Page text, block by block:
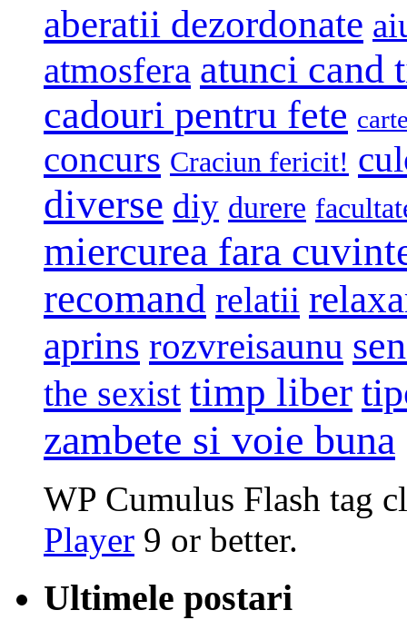
aberatii dezordonate
atmosfera atunci cand
cadouri pentru fete
concurs Craciun fericit!
diverse diy durere
miercurea fara
recomand relatii
aprins rozvreisaunu
the sexist timp liber
zambete si voie buna
WP Cumulus Flash tag
Player 9 or better.
Ultimele postari